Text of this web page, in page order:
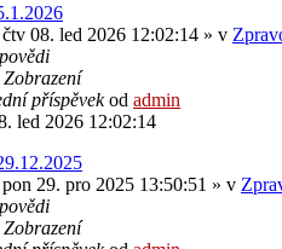
čtv 08. led 2026 12:02:14 » v
Zobrazení
příspěvekod admin
led 2026 12:02:14
pon 29. pro 2025 13:50:51 » v
Zobrazení